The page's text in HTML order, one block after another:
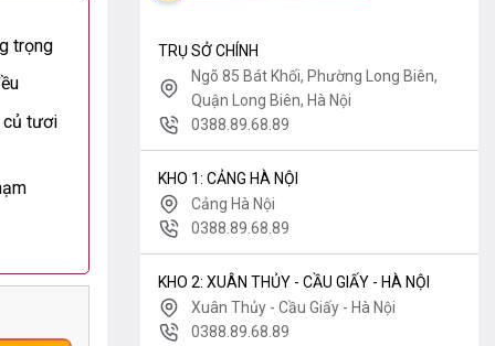
trọng
củ tươi
TRỤ SỞ CHÍNH
Ngõ 85 Bát Khối, Phường Long Biên,
Quận Long Biên, Hà Nội
0388.89.68.89
KHO 1: CẢNG HÀ NỘI
Cảng Hà Nội
0388.89.68.89
KHO 2: XUÂN THỦY - CẦU GIẤY - HÀ NỘI
Xuân Thủy - Cầu Giấy - Hà Nội
0388.89.68.89